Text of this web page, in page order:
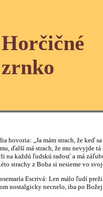
Horčičné
zrnko
hovoria: „Ja mám strach, že keď
ďalší má strach, že mu nevyjde
na každú ľudskú radosť a má
strachy z Boha si nesieme vo
Escrivá: Len málo ľudí
nostalgicky necnelo, iba po